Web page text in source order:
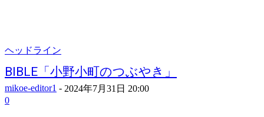
ヘッドライン
BIBLE「小野小町のつぶやき」
mikoe-editor1 - 2024年7月31日 20:00
0